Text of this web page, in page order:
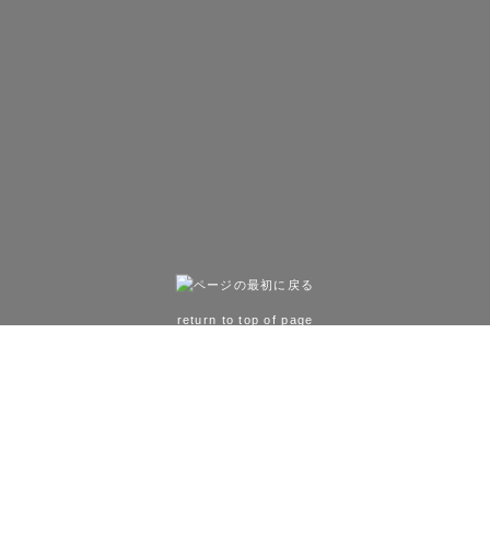
return to top of page